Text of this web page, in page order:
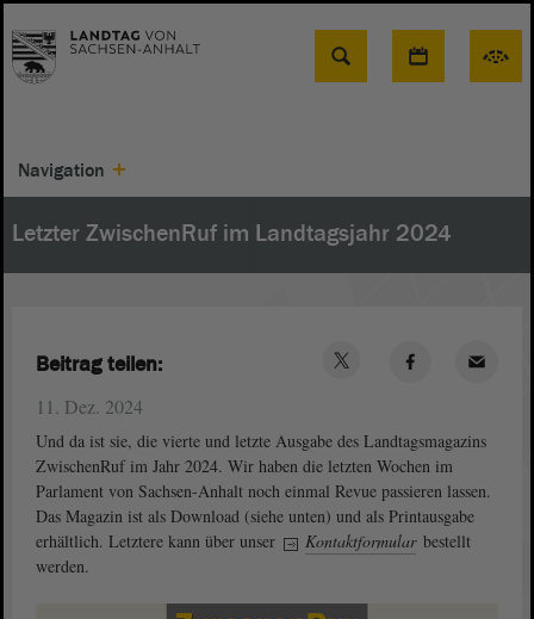
Suche
Navigation
Letzter ZwischenRuf im Landtagsjahr 2024
11. Dez. 2024
Und da ist sie, die vierte und letzte Ausgabe des Landtagsmagazins
ZwischenRuf im Jahr 2024. Wir haben die letzten Wochen im
Parlament von Sachsen-Anhalt noch einmal Revue passieren lassen.
Das Magazin ist als Download (siehe unten) und als Printausgabe
erhältlich. Letztere kann über unser
Kontaktformular bestellt
werden.
Beitrag teilen: